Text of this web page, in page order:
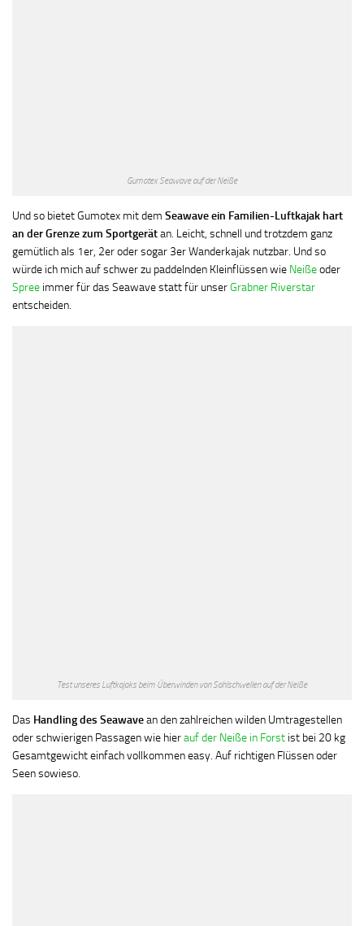
Gumotex Seawave auf der Neiße
Und so bietet Gumotex mit dem Seawave ein Familien-Luftkajak hart
an der Grenze zum Sportgerätan. Leicht, schnell und trotzdem ganz
gemütlich als 1er, 2er oder sogar 3er Wanderkajak nutzbar. Und so
würde ich mich auf schwer zu paddelnden Kleinflüssen wie Neißeoder
Spree immer für das Seawave statt für unserGrabner Riverstar
entscheiden.
Test unseres Luftkajaks beim Überwinden von Sohlschwellen auf der Neiße
Das Handling des Seawavean den zahlreichen wilden Umtragestellen
oder schwierigen Passagen wie hierauf der Neiße in Forst ist bei 20 kg
Gesamtgewicht einfach vollkommen easy. Auf richtigen Flüssen oder
Seen sowieso.